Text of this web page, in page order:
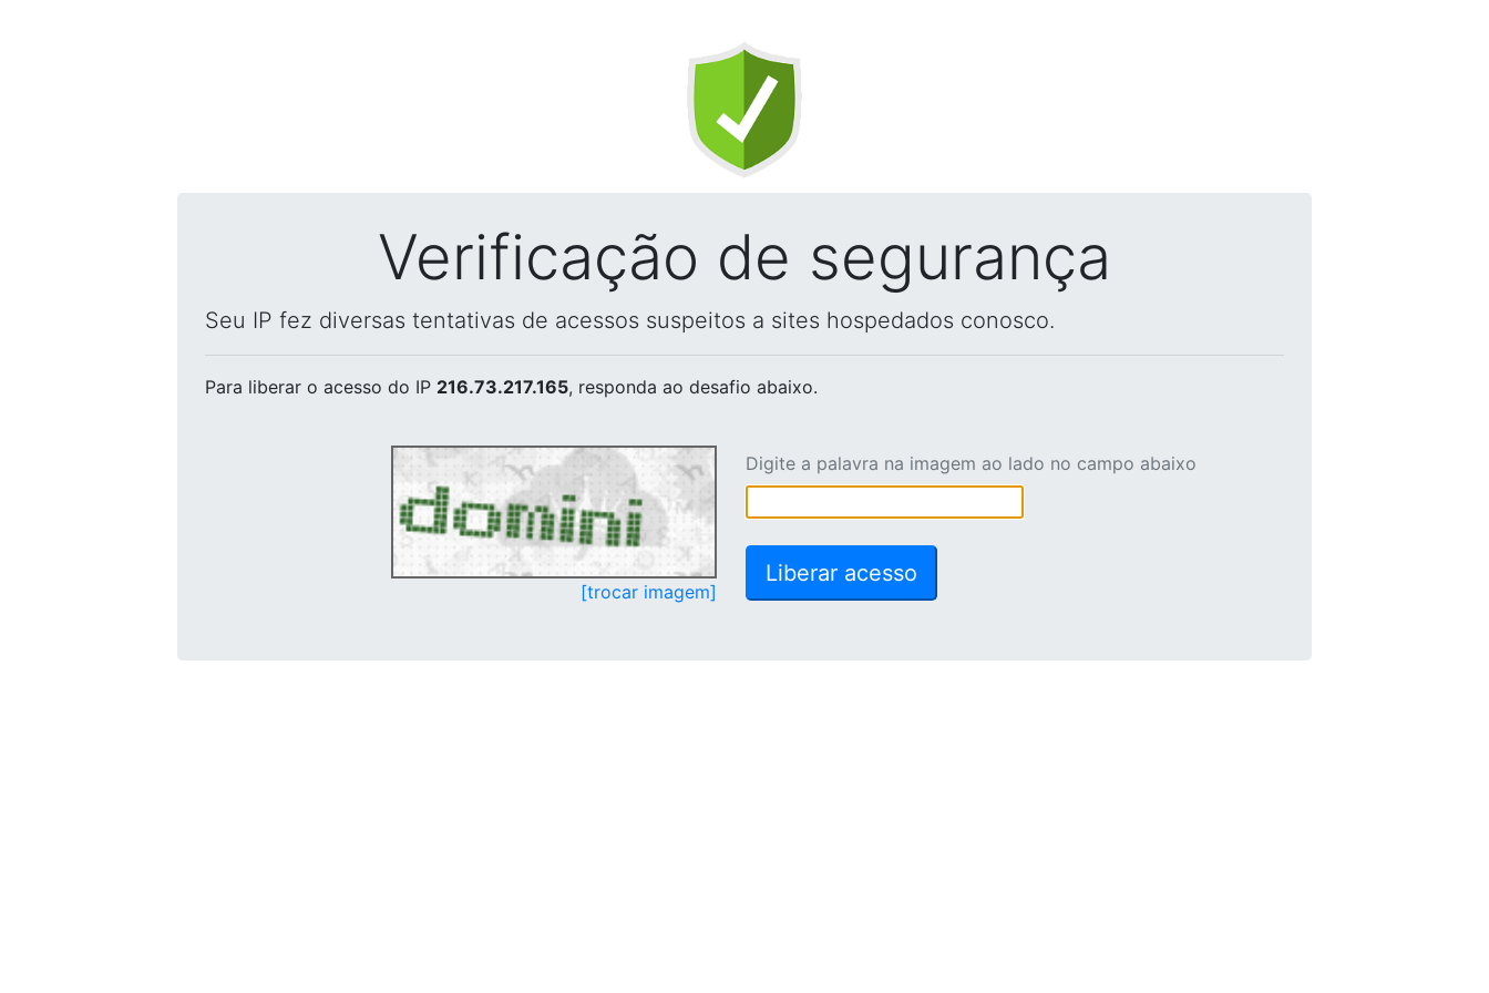
Verificação de segurança
Seu IP fez diversas tentativas de acessos suspeitos a sites hospedados conosco.
Para liberar o acesso do IP 216.73.217.165, responda ao desafio abaixo.
[trocar imagem]
Digite a palavra na imagem ao lado no campo abaixo